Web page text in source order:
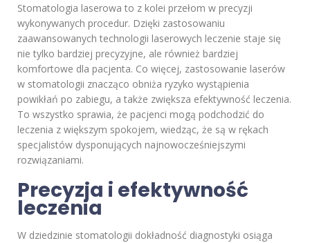
Stomatologia laserowa to z kolei przełom w precyzji
wykonywanych procedur. Dzięki zastosowaniu
zaawansowanych technologii laserowych leczenie staje się
nie tylko bardziej precyzyjne, ale również bardziej
komfortowe dla pacjenta. Co więcej, zastosowanie laserów
w stomatologii znacząco obniża ryzyko wystąpienia
powikłań po zabiegu, a także zwiększa efektywność leczenia.
To wszystko sprawia, że pacjenci mogą podchodzić do
leczenia z większym spokojem, wiedząc, że są w rękach
specjalistów dysponujących najnowocześniejszymi
rozwiązaniami.
Precyzja i efektywność
leczenia
W dziedzinie stomatologii dokładność diagnostyki osiąga